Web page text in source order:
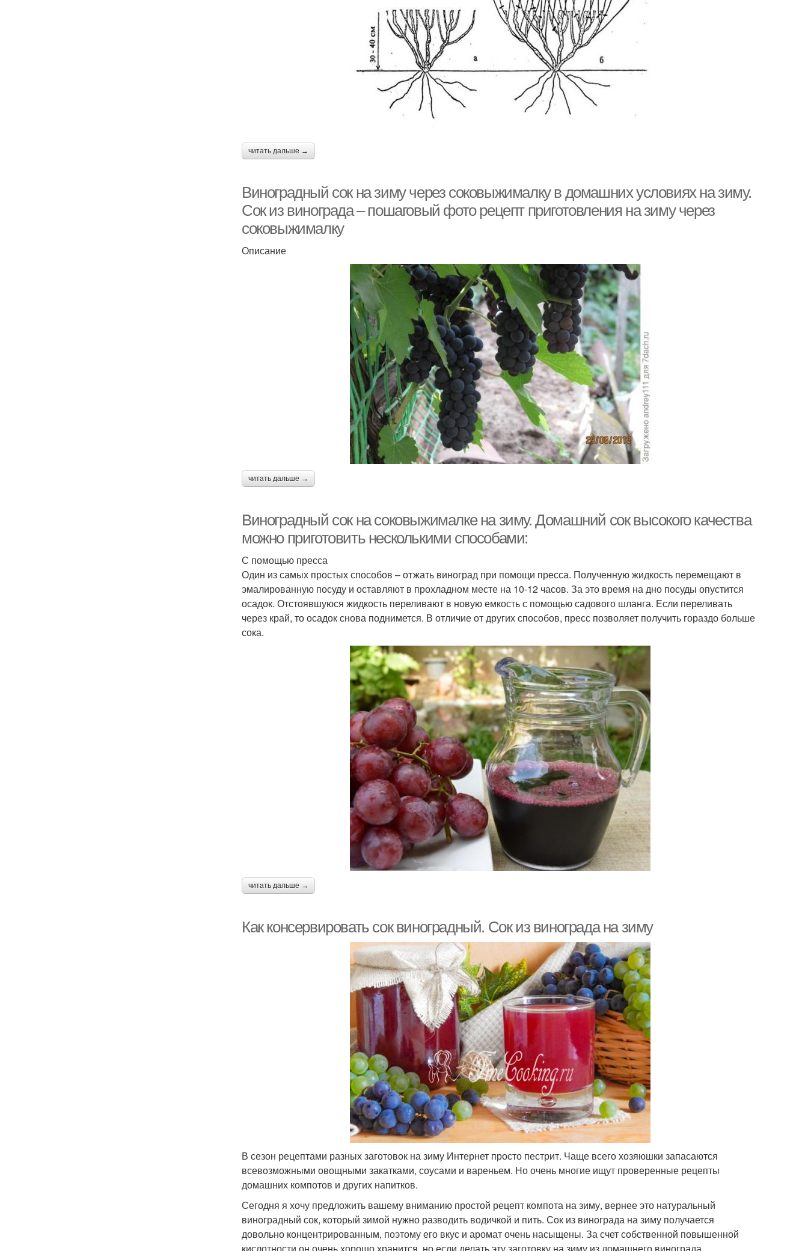
читать дальше →
Виноградный сок на зиму через соковыжималку в домашних условиях на зиму.
Сок из винограда – пошаговый фото рецепт приготовления на зиму через
соковыжималку
Описание
читать дальше →
Виноградный сок на соковыжималке на зиму. Домашний сок высокого качества
можно приготовить несколькими способами:
С помощью пресса
Один из самых простых способов – отжать виноград при помощи пресса. Полученную жидкость перемещают в
эмалированную посуду и оставляют в прохладном месте на 10-12 часов. За это время на дно посуды опустится
осадок. Отстоявшуюся жидкость переливают в новую емкость с помощью садового шланга. Если переливать
через край, то осадок снова поднимется. В отличие от других способов, пресс позволяет получить гораздо больше
сока.
читать дальше →
Как консервировать сок виноградный. Сок из винограда на зиму
В сезон рецептами разных заготовок на зиму Интернет просто пестрит. Чаще всего хозяюшки запасаются
всевозможными овощными закатками, соусами и вареньем. Но очень многие ищут проверенные рецепты
домашних компотов и других напитков.
Сегодня я хочу предложить вашему вниманию простой рецепт компота на зиму, вернее это натуральный
виноградный сок, который зимой нужно разводить водичкой и пить. Сок из винограда на зиму получается
довольно концентрированным, поэтому его вкус и аромат очень насыщены. За счет собственной повышенной